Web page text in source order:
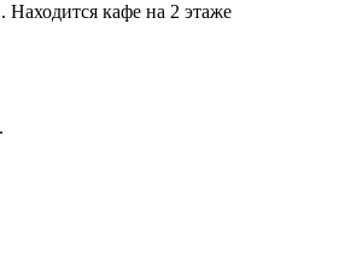
Находится кафе на 2 этаже